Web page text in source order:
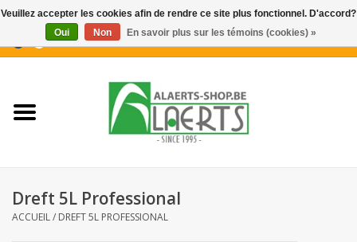
0 Articles - €0,00
Nouveautés
Biscuits pour le café
Dreft 5L Professional
ACCUEIL/ DREFT 5L PROFESSIONAL
Veuillez accepter les cookies afin de rendre ce site plus fonctionnel. D'accord?
Oui
Non En savoir plus sur les témoins (cookies) »